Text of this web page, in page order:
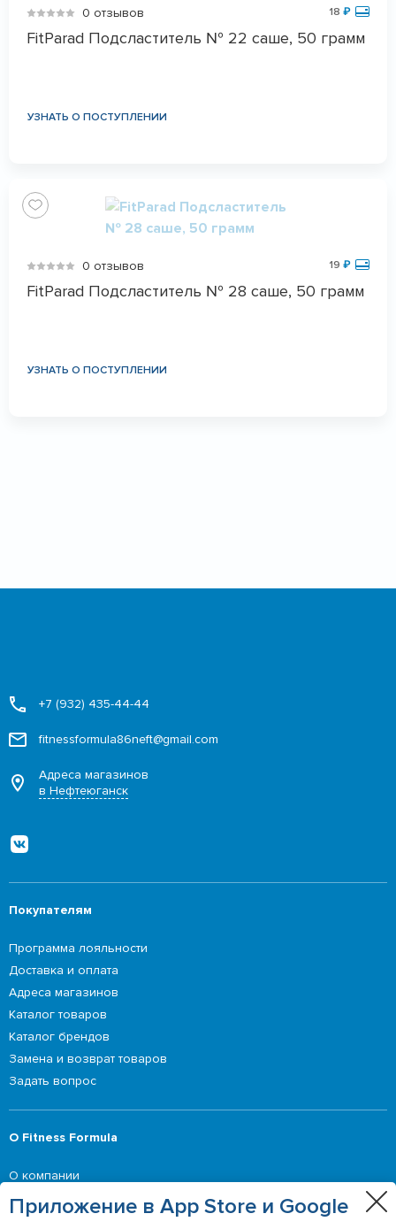
0 отзывов 18 ₽
FitParad Подсластитель № 22 саше, 50 грамм
УЗНАТЬ О ПОСТУПЛЕНИИ
0 отзывов 19 ₽
FitParad Подсластитель № 28 саше, 50 грамм
УЗНАТЬ О ПОСТУПЛЕНИИ
+7 (932) 435-44-44
fitnessformula86neft@gmail.com
Адреса магазинов
в Нефтеюганск
Покупателям
Программа лояльности
Доставка и оплата
Адреса магазинов
Каталог товаров
Каталог брендов
Замена и возврат товаров
Задать вопрос
О Fitness Formula
О компании
Приглашение делать оферты
Контакты
Приложение в App Store и Google